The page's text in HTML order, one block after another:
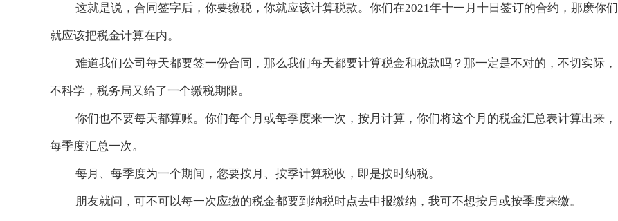
这就是说，合同签字后，你要缴税，你就应该计算税款。你们在2021年十一月十日签订的合约，那麽你们
就应该把税金计算在内。
难道我们公司每天都要签一份合同，那么我们每天都要计算税金和税款吗？那一定是不对的，不切实际，
不科学，税务局又给了一个缴税期限。
你们也不要每天都算账。你们每个月或每季度来一次，按月计算，你们将这个月的税金汇总表计算出来，
每季度汇总一次。
每月、每季度为一个期间，您要按月、按季计算税收，即是按时纳税。
朋友就问，可不可以每一次应缴的税金都要到纳税时点去申报缴纳，我可不想按月或按季度来缴。